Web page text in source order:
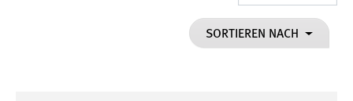
SORTIEREN NACH
Dieser Cookie speichert die ausgewählten Einverständnis-